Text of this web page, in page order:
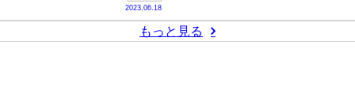
2023.06.18
もっと見る